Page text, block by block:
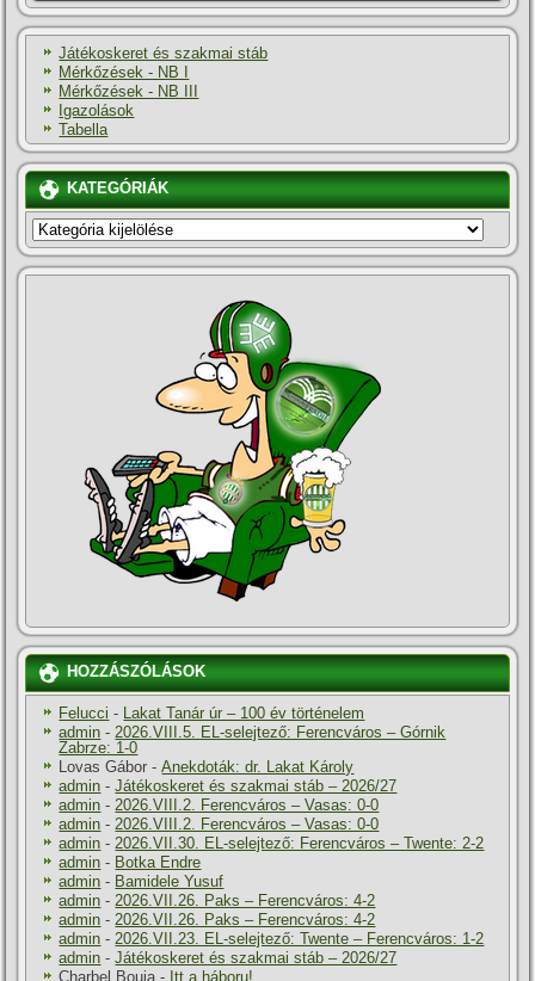
Játékoskeret és szakmai stáb
Mérkőzések - NB I
Mérkőzések - NB III
Igazolások
Tabella
KATEGÓRIÁK
KATEGÓRIÁK
HOZZÁSZÓLÁSOK
Felucci -
Lakat Tanár úr – 100 év történelem
admin - 2026.VIII.5. EL-selejtező: Ferencváros – Górnik
Zabrze: 1-0
Lovas Gábor -Anekdoták: dr. Lakat Károly
admin -Játékoskeret és szakmai stáb – 2026/27
admin - 2026.VIII.2. Ferencváros – Vasas: 0-0
admin - 2026.VIII.2. Ferencváros – Vasas: 0-0
admin - 2026.VII.30. EL-selejtező: Ferencváros – Twente: 2-2
admin - Botka Endre
admin - Bamidele Yusuf
admin - 2026.VII.26. Paks – Ferencváros: 4-2
admin - 2026.VII.26. Paks – Ferencváros: 4-2
admin - 2026.VII.23. EL-selejtező: Twente – Ferencváros: 1-2
admin -Játékoskeret és szakmai stáb – 2026/27
Charbel Bouja - Itt a háboru!